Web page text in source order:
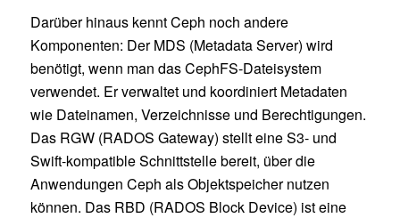
Darüber hinaus kennt Ceph noch andere
Komponenten: Der MDS (Metadata Server) wird
benötigt, wenn man das CephFS-Dateisystem
verwendet. Er verwaltet und koordiniert Metadaten
wie Dateinamen, Verzeichnisse und Berechtigungen.
Das RGW (RADOS Gateway) stellt eine S3- und
Swift-kompatible Schnittstelle bereit, über die
Anwendungen Ceph als Objektspeicher nutzen
können. Das RBD (RADOS Block Device) ist eine